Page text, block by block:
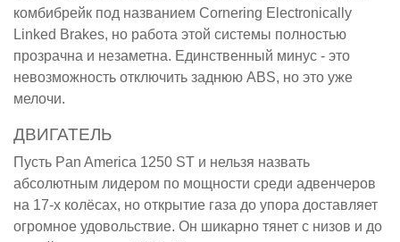
комбибрейк под названием Cornering Electronically
Linked Brakes, но работа этой системы полностью
прозрачна и незаметна. Единственный минус - это
невозможность отключить заднюю ABS, но это уже
мелочи.
ДВИГАТЕЛЬ
Пусть Pan America 1250 ST и нельзя назвать
абсолютным лидером по мощности среди адвенчеров
на 17-х колёсах, но открытие газа до упора доставляет
огромное удовольствие. Он шикарно тянет с низов и до